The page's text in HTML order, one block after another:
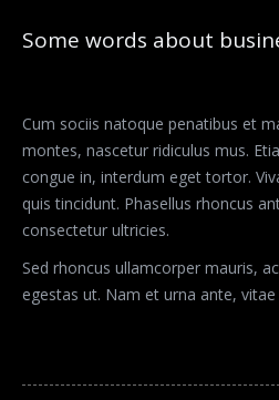
Some words about
Cum sociis natoque penatibus et
montes, nascetur ridiculus mus.
congue in, interdum eget tortor.
quis tincidunt. Phasellus rhoncus
consectetur ultricies.
Sed rhoncus ullamcorper mauris,
egestas ut. Nam et urna ante,